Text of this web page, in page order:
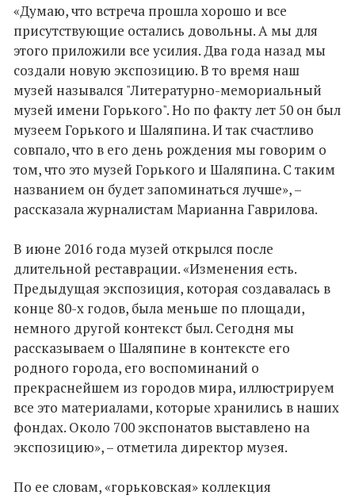
«Думаю, что встреча прошла хорошо и все
присутствующие остались довольны. А мы для
этого приложили все усилия. Два года назад мы
создали новую экспозицию. В то время наш
музей назывался "Литературно-мемориальный
музей имени Горького". Но по факту лет 50 он был
музеем Горького и Шаляпина. И так счастливо
совпало, что в его день рождения мы говорим о
том, что это музей Горького и Шаляпина. С таким
названием он будет запоминаться лучше», –
рассказала журналистам Марианна Гаврилова.
В июне 2016 года музей открылся после
длительной реставрации. «Изменения есть.
Предыдущая экспозиция, которая создавалась в
конце 80-х годов, была меньше по площади,
немного другой контекст был. Сегодня мы
рассказываем о Шаляпине в контексте его
родного города, его воспоминаний о
прекраснейшем из городов мира, иллюстрируем
все это материалами, которые хранились в наших
фондах. Около 700 экспонатов выставлено на
экспозицию», – отметила директор музея.
По ее словам, «горьковская» коллекция